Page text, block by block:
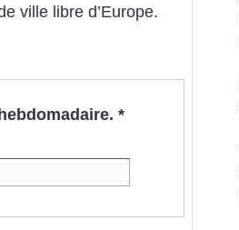
ville libre d’Europe.
*